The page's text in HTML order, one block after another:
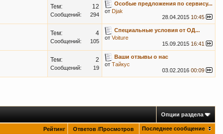
12
Тем:
294
Сообщений:
Особые предложения по сервису...
от Djak
28.04.2015 10:45
4
Тем:
105
Сообщений:
Специальные условия от ОД...
от Voiture
15.09.2015 16:41
2
Тем:
19
Сообщений:
Ваши отзывы о нас
от Тайкус
03.02.2016 00:09
Опции раздела
Рейтинг Ответов /Просмотров Последнее сообщение